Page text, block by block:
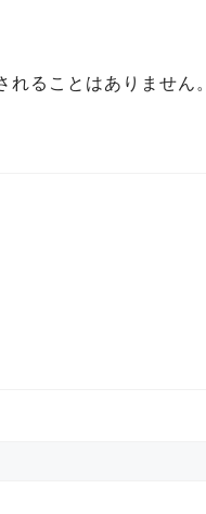
ることはありません。